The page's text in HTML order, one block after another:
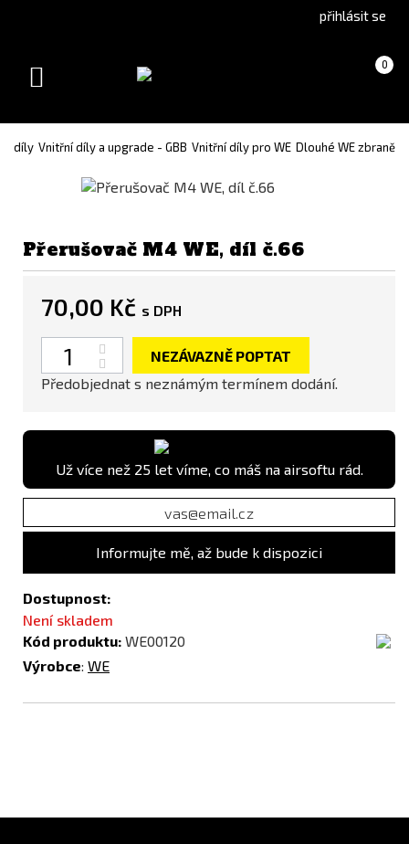
version(Slovak)
přihlásit se
Košík 0
(prázdný)
Toggle
díly Vnitřní díly a upgrade - GBB Vnitřní díly pro WE Dlouhé WE zbraně
Přerušovač M4 WE, díl č.66
70,00 Kč s DPH
Počet
NEZÁVAZNĚ POPTAT
Předobjednat s neznámým termínem dodání.
Už více než 25 let víme, co máš na airsoftu rád.
Informujte mě, až bude k dispozici
Dostupnost:
Není skladem
Kód produktu: WE00120
Výrobce: WE